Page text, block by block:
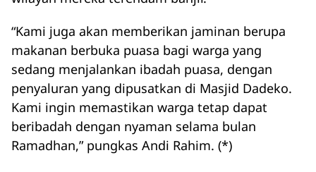
“Kami juga akan memberikan jaminan berupa
makanan berbuka puasa bagi warga yang
sedang menjalankan ibadah puasa, dengan
penyaluran yang dipusatkan di Masjid Dadeko.
Kami ingin memastikan warga tetap dapat
beribadah dengan nyaman selama bulan
Ramadhan,” pungkas Andi Rahim. (*)